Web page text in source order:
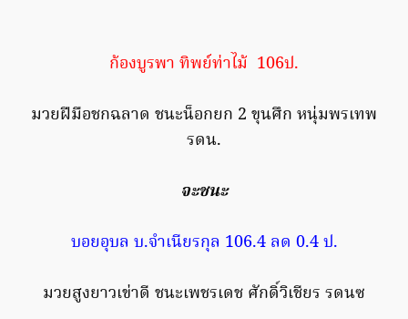
ก้องบูรพา ทิพย์ท่าไม้ 106ป.
มวยฝีมือชกฉลาด ชนะน็อกยก 2 ขุนศึก หนุ่มพรเทพ
รดน.
จะชนะ
บอยอุบล บ.จำเนียรกุล 106.4 ลด 0.4 ป.
มวยสูงยาวเข่าดี ชนะเพชรเดช ศักดิ์วิเชียร รดนซ